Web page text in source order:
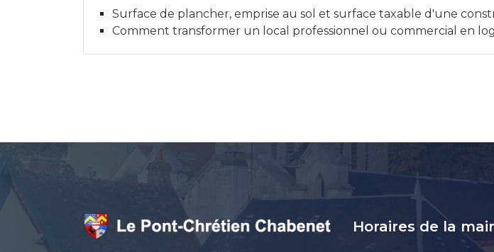
Surface de plancher, emprise au sol et surface taxable d'une
Comment transformer un local professionnel ou commercial en
Horaires de la